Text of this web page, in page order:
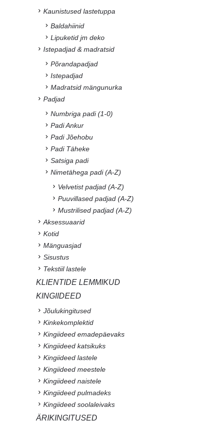
Kaunistused lastetuppa
Baldahiinid
Lipuketid jm deko
Istepadjad & madratsid
Põrandapadjad
Istepadjad
Madratsid mängunurka
Padjad
Numbriga padi (1-0)
Padi Ankur
Padi Jõehobu
Padi Täheke
Satsiga padi
Nimetähega padi (A-Z)
Velvetist padjad (A-Z)
Puuvillased padjad (A-Z)
Mustrilised padjad (A-Z)
Aksessuaarid
Kotid
Mänguasjad
Sisustus
Tekstiil lastele
KLIENTIDE LEMMIKUD
KINGIIDEED
Jõulukingitused
Kinkekomplektid
Kingiideed emadepäevaks
Kingiideed katsikuks
Kingiideed lastele
Kingiideed meestele
Kingiideed naistele
Kingiideed pulmadeks
Kingiideed soolaleivaks
ÄRIKINGITUSED